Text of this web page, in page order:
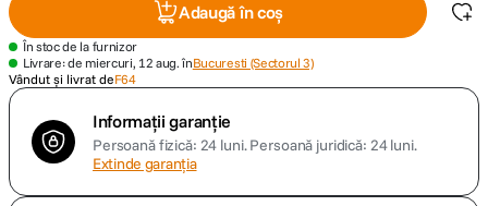
9. insta 360
Adaugă în coș
În stoc de la furnizor
Livrare: de miercuri, 12 aug. înBucuresti (Sectorul 3)
Vândut și livrat deF64
Informații garanție
Persoană fizică: 24 luni.Persoană juridică: 24 luni.
Extinde garanția